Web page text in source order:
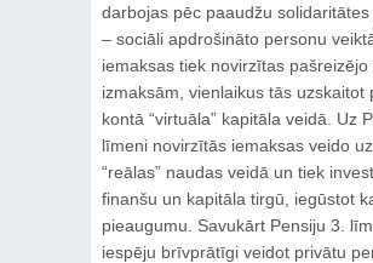
darbojas pēc paaudžu solidaritātes
– sociāli apdrošināto personu
iemaksas tiek novirzītas pašreizējo
izmaksām, vienlaikus tās uzskaitot
kontā “virtuāla” kapitāla veidā. Uz
līmeni novirzītās iemaksas veido
“reālas” naudas veidā un tiek
finanšu un kapitāla tirgū, iegūstot
pieaugumu. Savukārt Pensiju 3.
iespēju brīvprātīgi veidot privātu